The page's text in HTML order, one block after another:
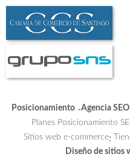
Posicionamiento-Agencia
Planes Posicionamiento
Sitios web e-commerce:
Diseño de sitios